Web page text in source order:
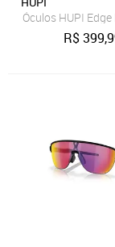
Óculos HUPI
R$